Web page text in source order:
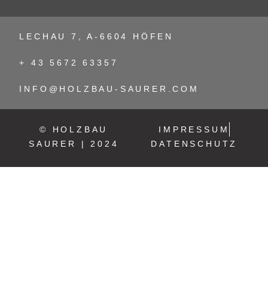
LECHAU 7, A-6604 HÖFEN
+ 43 5672 63357
INFO@HOLZBAU-SAURER.COM
© HOLZBAU
SAURER | 2024
IMPRESSUM
DATENSCHUTZ